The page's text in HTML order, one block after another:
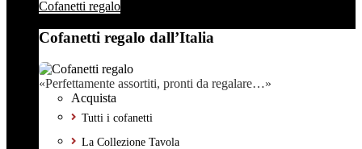
Cofanetti regalo
Cofanetti regalo dall’Italia
«Perfettamente assortiti, pronti da regalare…»
Acquista
Tutti i cofanetti
La Collezione Tavola